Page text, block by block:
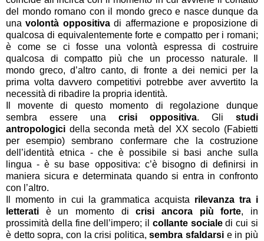
del mondo romano con il mondo greco e nasce dunque da
unavolontà oppositivadi affermazione e proposizione di
qualcosa di equivalentemente forte e compatto per i romani;
è come se ci fosse una volontà espressa di costruire
qualcosa di compatto più che un processo naturale. Il
mondo greco, d’altro canto, di fronte a dei nemici per la
prima volta davvero competitivi potrebbe aver avvertito la
necessità di ribadire la propria identità.
Il movente di questo momento di regolazione dunque
sembra essere una crisi oppositiva. Gli studi
antropologici della seconda metà del XX secolo (Fabietti
per esempio) sembrano confermare che la costruzione
dell’identità etnica - che è possibile si basi anche sulla
lingua - è su base oppositiva: c’è bisogno di definirsi in
maniera sicura e determinata quando si entra in confronto
con l’altro.
Il momento in cui la grammatica acquista rilevanza tra i
letterati è un momento dicrisi ancora più forte, in
prossimità della fine dell’impero; il collante socialedi cui si
è detto sopra, con la crisi politica,sembra sfaldarsi e in più